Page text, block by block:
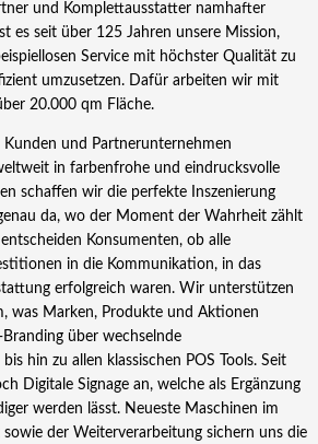
und Komplettausstatter namhafter
es seit über 125 Jahren unsere Mission,
Service mit höchster Qualität zu
umzusetzen. Dafür arbeiten wir mit
20.000 qm Fläche.
und Partnerunternehmen
in farbenfrohe und eindrucksvolle
schaffen wir die perfekte Inszenierung
da, wo der Moment der Wahrheit zählt
Konsumenten, ob alle
in die Kommunikation, in das
erfolgreich waren. Wir unterstützen
was Marken, Produkte und Aktionen
über wechselnde
hin zu allen klassischen POS Tools. Seit
Digitale Signage an, welche als Ergänzung
werden lässt. Neueste Maschinen im
der Weiterverarbeitung sichern uns die